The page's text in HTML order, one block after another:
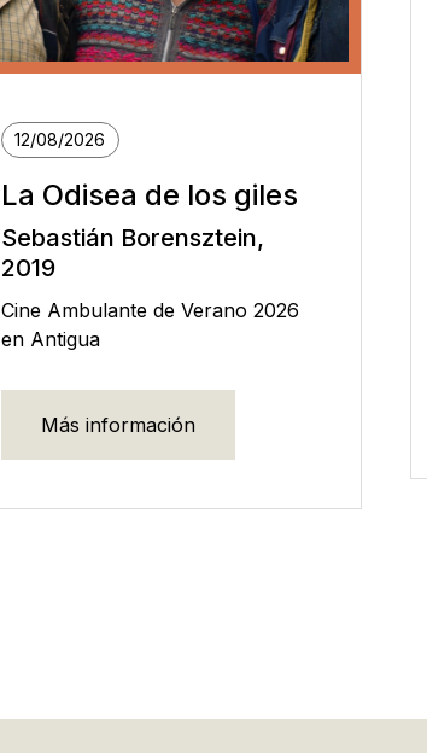
12/08/2026
La Odisea de los giles
Sebastián Borensztein,
2019
Cine Ambulante de Verano 2026
en Antigua
Más información